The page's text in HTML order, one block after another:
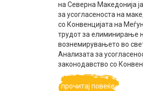
на Северна Македонија
за усогласеноста на
со Конвенцијата на
трудот за елиминирање
вознемирувањето во
Анализата за
законодавство со
прочитај повеќе